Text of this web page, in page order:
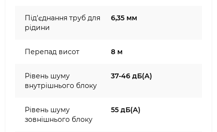
Під'єднання труб для
рідини
6,35 мм
Перепад висот 8 м
Рівень шуму
внутрішнього блоку
37-46 дБ(А)
Рівень шуму
зовнішнього блоку
55 дБ(А)